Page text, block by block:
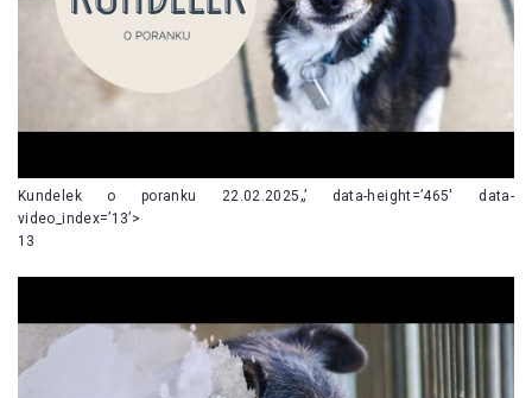
Kundelek o poranku 22.02.2025„’ data-height=’465′ data-
video_index=’13’>
13